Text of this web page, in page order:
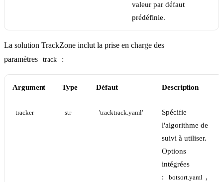
valeur par défaut
prédéfinie.
La solution TrackZone inclut la prise en charge des
paramètres
track :
Argument Type Défaut Description
tracker str 'tracktrack.yaml'
Spécifie
l'algorithme de
suivi à utiliser.
Options
intégrées
:
botsort.yaml ,